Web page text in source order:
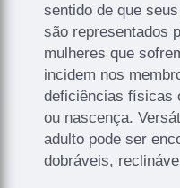
sentido de que
são representados
mulheres que
incidem nos
deficiências físicas
ou nascença.
adulto pode ser
dobráveis,